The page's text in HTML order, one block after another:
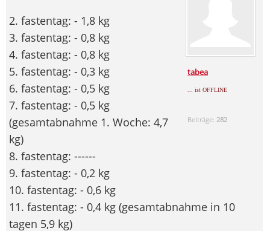
tabea
... ist OFFLINE
Beiträge: 282
2. fastentag: - 1,8 kg
3. fastentag: - 0,8 kg
4. fastentag: - 0,8 kg
5. fastentag: - 0,3 kg
6. fastentag: - 0,5 kg
7. fastentag: - 0,5 kg
(gesamtabnahme 1. Woche: 4,7
kg)
8. fastentag: ------
9. fastentag: - 0,2 kg
10. fastentag: - 0,6 kg
11. fastentag: - 0,4 kg (gesamtabnahme in 10
tagen 5,9 kg)